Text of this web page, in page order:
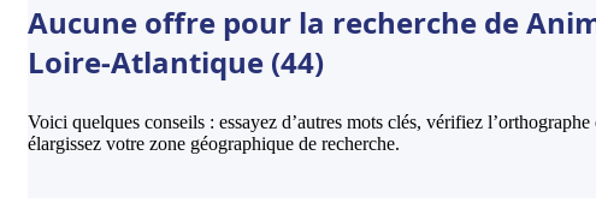
Aucune offre pour la recherche de
Loire-Atlantique (44)
Voici quelques conseils : essayez d’autres mots clés, vérifiez l’orthographe
élargissez votre zone géographique de recherche.